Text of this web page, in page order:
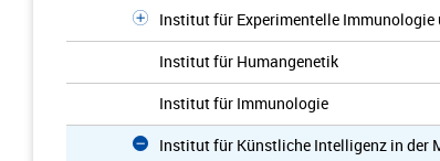
Institut für Experimentelle Immunologie
Institut für Humangenetik
Institut für Immunologie
Institut für Künstliche Intelligenz in der